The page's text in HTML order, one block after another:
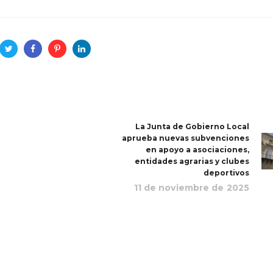
La Junta de Gobierno Local
aprueba nuevas subvenciones
en apoyo a asociaciones,
entidades agrarias y clubes
deportivos
11 de noviembre de 2025